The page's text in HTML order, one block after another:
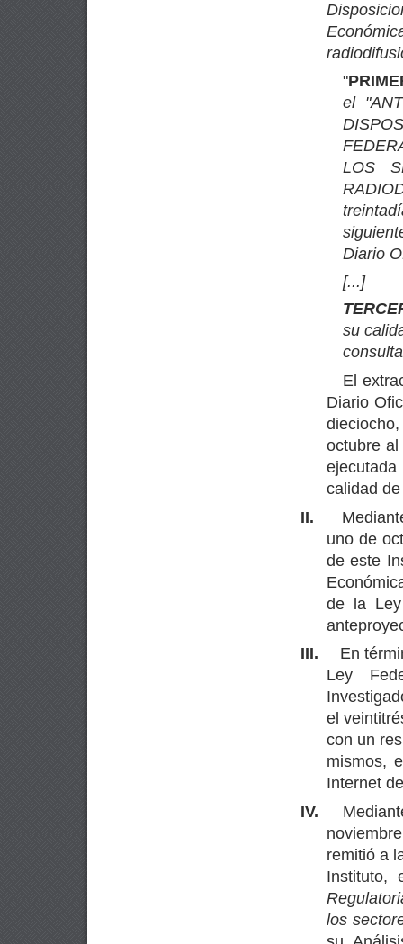
"
el "
LOS
treinta
Diario
[...]
su
El
Diario
octubre
calidad
II.
uno de
de este
de la Ley
III.
En
Ley
el
con un
mismos,
Internet
IV.
remitió a
Instituto,
los